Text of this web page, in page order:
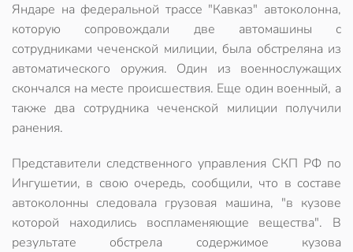
Яндаре на федеральной трассе "Кавказ" автоколонна,
которую сопровождали две автомашины с
сотрудниками чеченской милиции, была обстреляна из
автоматического оружия. Один из военнослужащих
скончался на месте происшествия. Еще один военный, а
также два сотрудника чеченской милиции получили
ранения.
Представители следственного управления СКП РФ по
Ингушетии, в свою очередь, сообщили, что в составе
автоколонны следовала грузовая машина, "в кузове
которой находились воспламеняющие вещества". В
результате обстрела содержимое кузова